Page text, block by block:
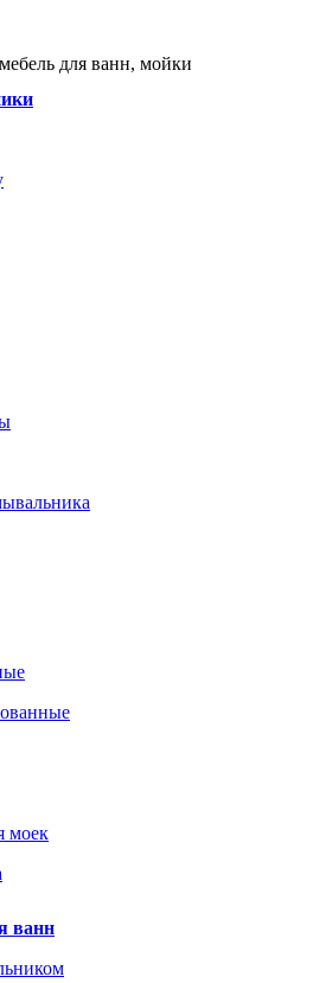
для ванн, мойки
моек
ванн